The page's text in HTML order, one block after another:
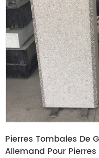
Pierres Tombales De
Allemand Pour